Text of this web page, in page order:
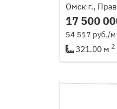
Омск г.,
17 500
54 517 руб./м
321.00 м 2